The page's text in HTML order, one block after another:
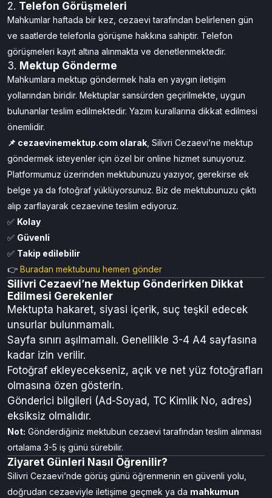
2. Telefon Görüşmeleri
Mahkumlar haftada bir kez, cezaevi tarafından belirlenen gün
ve saatlerde telefonla görüşme hakkına sahiptir. Telefon
görüşmeleri kayıt altına alınmakta ve denetlenmektedir.
3. Mektup Gönderme
Mahkumlara mektup göndermek hala en yaygın iletişim
yollarından biridir. Mektuplar sansürden geçirilmekte, uygun
bulunanlar teslim edilmektedir. Yazım kurallarına dikkat edilmesi
önemlidir.
📌 cezaevinemektup.com olarak , Silivri Cezaevi’ne mektup
göndermek isteyenler için özel bir online hizmet sunuyoruz.
Platformumuz üzerinden mektubunuzu yazıyor, gerekirse ek
belge ya da fotoğraf yüklüyorsunuz. Biz de mektubunuzu çıktı
alıp zarflayarak cezaevine teslim ediyoruz.
✅ Kolay
✅ Güvenli
✅ Takip edilebilir
👉 Buradan mektubunu hemen gönder
Silivri Cezaevi’ne Mektup Gönderirken Dikkat
Edilmesi Gerekenler
Mektupta hakaret, siyasi içerik, suç teşkil edecek
unsurlar bulunmamalı.
Sayfa sınırı aşılmamalı. Genellikle 3-4 A4 sayfasına
kadar izin verilir.
Fotoğraf ekleyecekseniz, açık ve net yüz fotoğrafları
olmasına özen gösterin.
Gönderici bilgileri (Ad-Soyad, TC Kimlik No, adres)
eksiksiz olmalıdır.
Not: Gönderdiğiniz mektubun cezaevi tarafından teslim alınması
ortalama 3-5 iş günü sürebilir.
Ziyaret Günleri Nasıl Öğrenilir?
Silivri Cezaevi’nde görüş günü öğrenmenin en güvenli yolu,
doğrudan cezaeviyle iletişime geçmek ya da mahkumun